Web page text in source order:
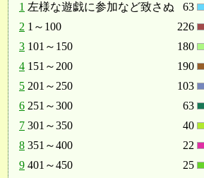
1 左様な遊戯に参加など致さぬ 63
2 1～100 226
3 101～150 180
4 151～200 190
5 201～250 103
6 251～300 63
7 301～350 40
8 351～400 22
9 401～450 25